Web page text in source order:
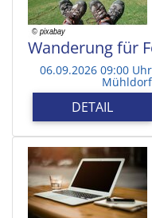
Wanderung für
06.09.2026 09:00 Uhr
Mühldorf
DETAIL